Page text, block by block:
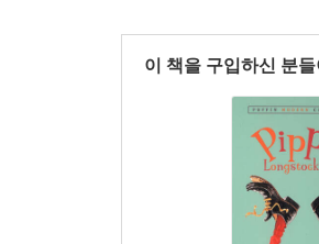
이 책을 구입하신 분